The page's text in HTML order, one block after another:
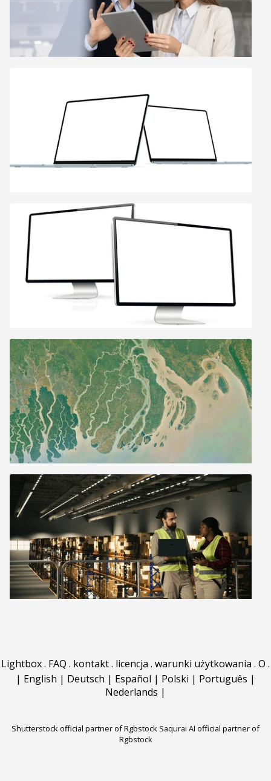
Lightbox. FAQ . kontakt. licencja . warunki użytkowania . O .
| English | Deutsch | Español | Polski | Português |
Nederlands |
Shutterstock official partner of Rgbstock Saqurai AI official partner of
Rgbstock